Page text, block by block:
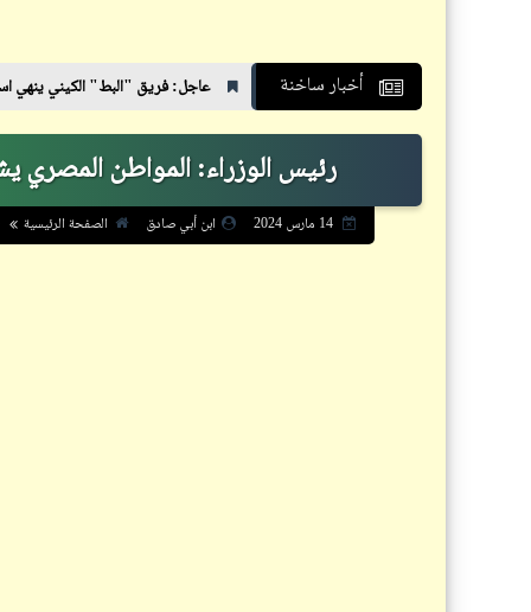
أخبار ساخنةعاجل: فريق "البط" الكيني ينهي استعداداته لملاقاة
رئيس الوزراء: المواطن المصري
14 مارس 2024 ابن أبي صادق الصفحة الرئيسية